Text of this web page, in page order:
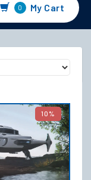
0 My Cart
10%